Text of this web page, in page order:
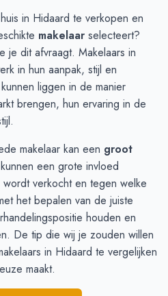
in Hidaard te verkopen en
makelaar selecteert?
je dit afvraagt. Makelaars in
in hun aanpak, stijl en
liggen in de manier
brengen, hun ervaring in de
makelaar kan een groot
een grote invloed
verkocht en tegen welke
het bepalen van de juiste
houden en
De tip die wij je zouden willen
in Hidaard te vergelijken
maakt.